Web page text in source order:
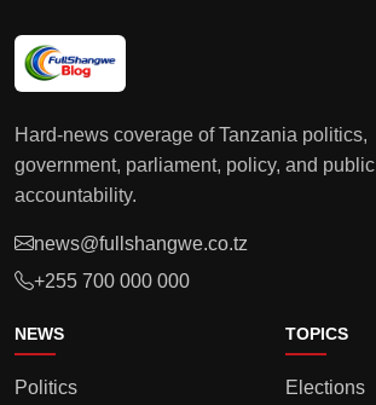
Hard-news coverage of Tanzania politics,
government, parliament, policy, and public
accountability.
news@fullshangwe.co.tz
+255 700 000 000
NEWS
Politics
TOPICS
Elections